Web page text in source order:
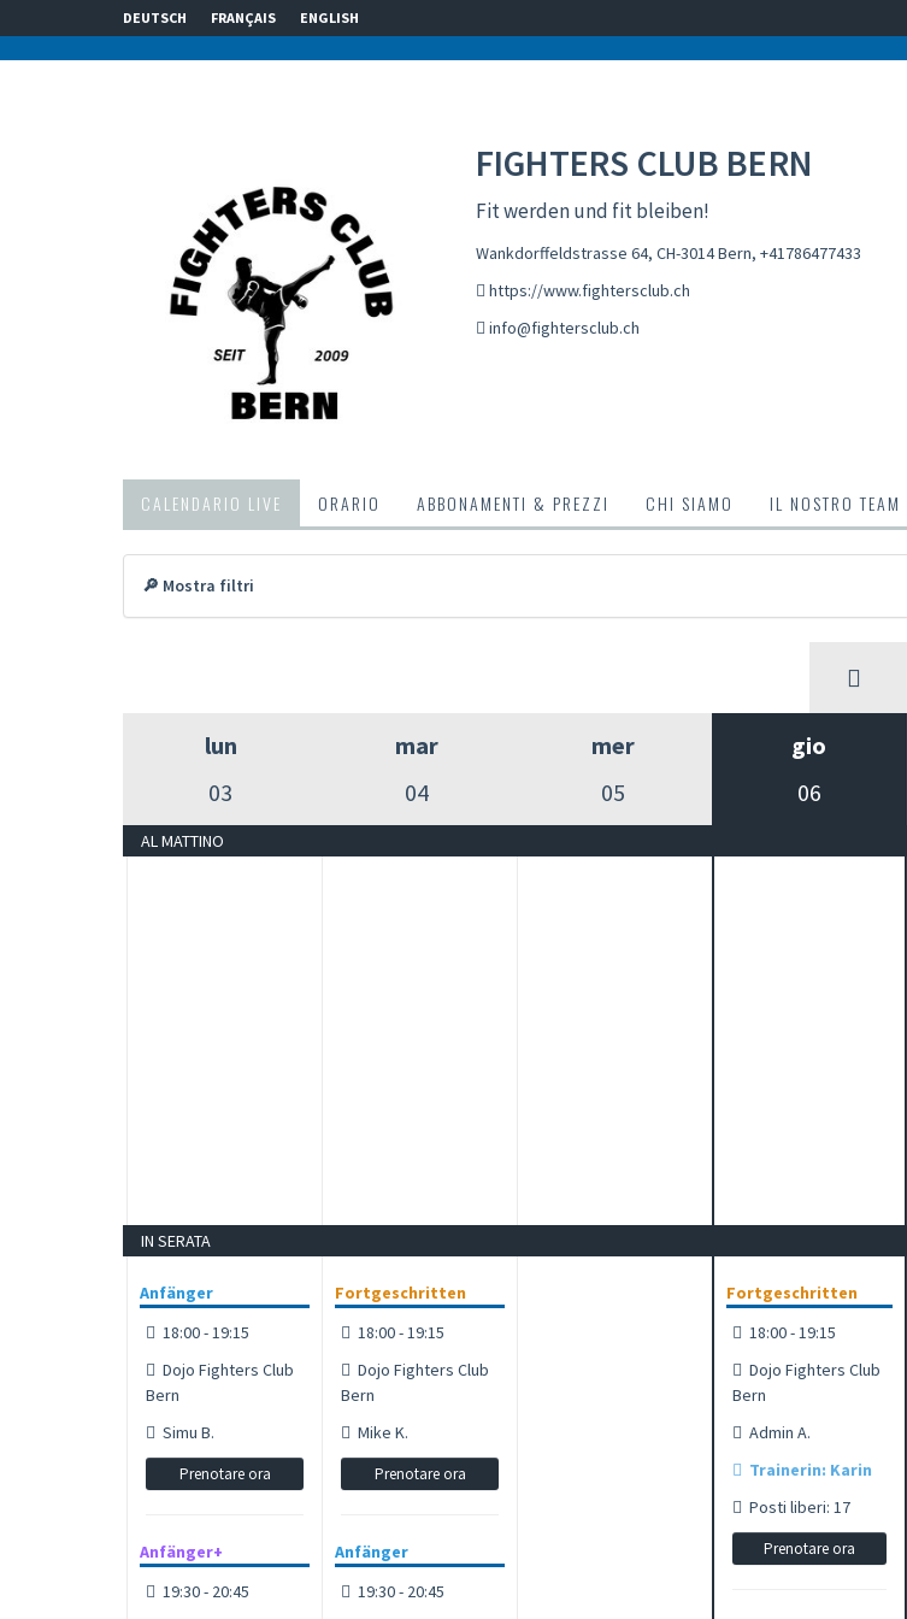
DEUTSCH FRANÇAIS ENGLISH
FIGHTERS CLUB BERN
Fit werden und fit bleiben!
Wankdorffeldstrasse 64, CH-3014 Bern, +41786477433
https://www.fightersclub.ch
info@fightersclub.ch
CALENDARIO LIVE ORARIO ABBONAMENTI & PREZZI CHI SIAMO IL NOSTRO TEAM
🔎 Mostra filtri
lun
03
mar
04
mer
05
gio
06
AL MATTINO
IN SERATA
Anfänger
18:00 - 19:15
Dojo Fighters Club
Bern
Simu B.
Prenotare ora
Anfänger+
19:30 - 20:45
Fortgeschritten
18:00 - 19:15
Dojo Fighters Club
Bern
Mike K.
Prenotare ora
Anfänger
19:30 - 20:45
Fortgeschritten
18:00 - 19:15
Dojo Fighters Club
Bern
Admin A.
Trainerin: Karin
Posti liberi: 17
Prenotare ora